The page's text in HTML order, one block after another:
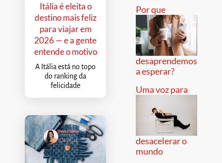
Itália é eleita o
destino mais feliz
para viajar em
2026 — e a gente
entende o motivo
A Itália está no topo
do ranking da
felicidade
Por que
desaprendemos
a esperar?
Uma voz para
desacelerar o
mundo